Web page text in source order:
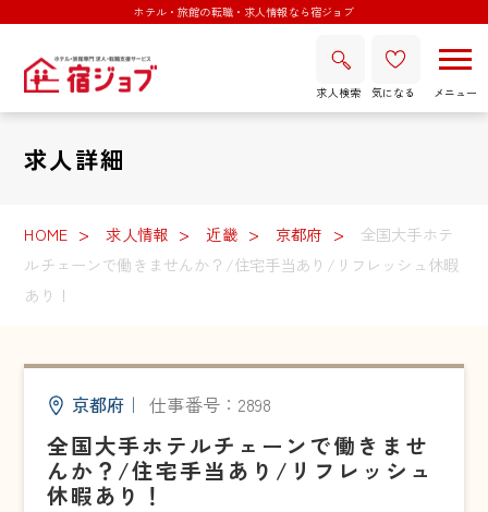
ホテル・旅館の転職・求人情報なら宿ジョブ
求人検索 気になる
求人詳細
HOME 求人情報 近畿 京都府
全国大手ホテ
ルチェーンで働きませんか？/住宅手当あり/リフレッシュ休暇
あり！
京都府 ｜ 仕事番号：2898
全国大手ホテルチェーンで働きませ
んか？/住宅手当あり/リフレッシュ
休暇あり！